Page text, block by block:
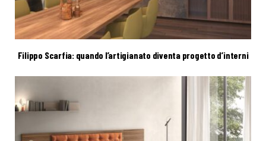
Filippo Scarfia: quando l’artigianato diventa progetto d’interni